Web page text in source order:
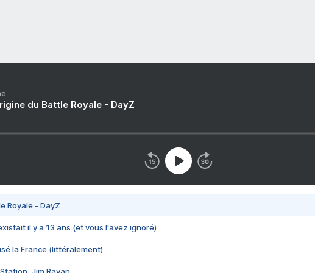
du Battle Royale - DayZ
Royale - DayZ
il y a 13 ans (et vous l'avez ignoré)
la France (littéralement)